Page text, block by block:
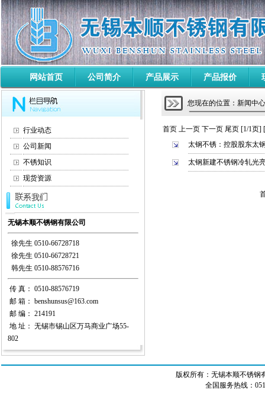
网站首页 公司简介 产品展示 产品报价
行业动态
公司新闻
不锈知识
现货资源
无锡本顺不锈钢有限公司
徐先生 0510-66728718
徐先生 0510-66728721
韩先生 0510-88576716
传 真： 0510-88576719
邮 箱： benshunsus@163.com
邮 编： 214191
地 址： 无锡市锡山区万马商业广场55-
802
您现在的位置：新闻中
首页 上一页 下一页 尾页 [1/1页
太钢不锈：控股股东太
太钢新建不锈钢冷轧光
版权所有：无锡本顺不锈钢
全国服务热线：